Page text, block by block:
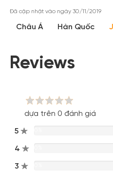
Đã cập nhật vào ngày 30/11/2019
Châu Á Hàn Quốc
Reviews
dựa trên 0 đánh giá
5
4
3
Tạo tài khoản
dành cho thành viên đến từ
cho
Hoặc đăng
Đăng nhập Facebook